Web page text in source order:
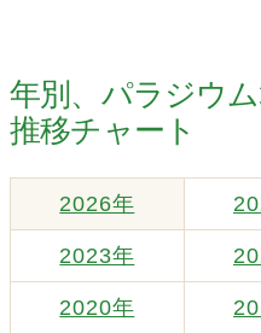
年別、パラジウ
推移チャート
2026年
2023年
2020年